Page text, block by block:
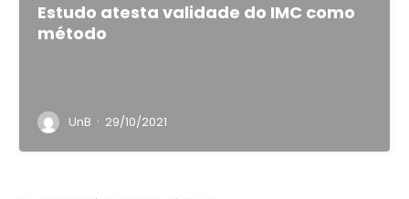
Estudo atesta validade do IMC como
método
UnB · 29/10/2021